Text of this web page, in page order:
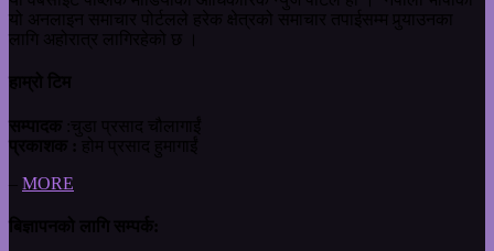
MORE